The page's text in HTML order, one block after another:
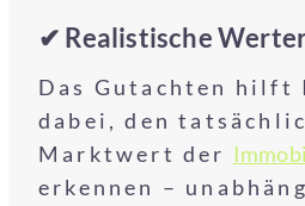
✔ Realistische
Das Gutachten hilft
dabei, den
Marktwert der
erkennen –